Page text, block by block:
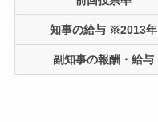
知事の給与 ※2013年
副知事の報酬・給与